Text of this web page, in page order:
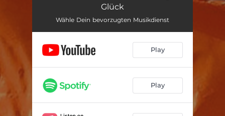
Glück
Wähle Dein bevorzugten Musikdienst
Play
Play